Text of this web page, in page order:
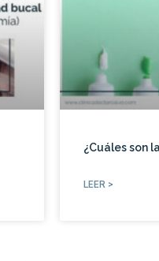
¿Cuáles son
LEER >